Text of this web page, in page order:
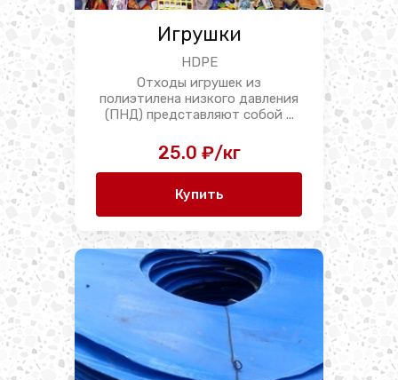
Игрушки
HDPE
Отходы игрушек из
полиэтилена низкого давления
(ПНД) представляют собой ...
25.0 ₽/кг
Купить